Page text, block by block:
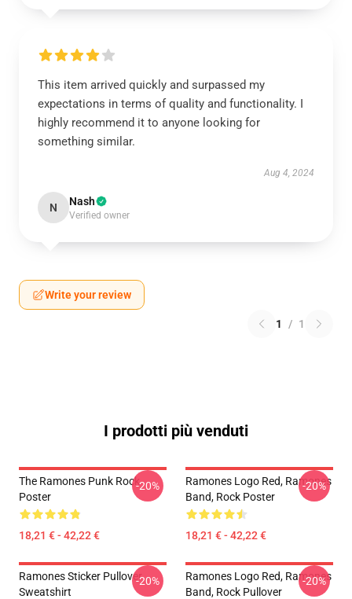
This item arrived quickly and surpassed my
expectations in terms of quality and functionality. I
highly recommend it to anyone looking for
something similar.
Aug 4, 2024
N Nash
Verified owner
Write your review
1 / 1
I prodotti più venduti
The Ramones Punk Rock
Poster
18,21 € - 42,22 €
-20%
Ramones Logo Red, Ramones
Band, Rock Poster
18,21 € - 42,22 €
-20%
Ramones Sticker Pullover
Sweatshirt
-20%
Ramones Logo Red, Ramones
Band, Rock Pullover
-20%